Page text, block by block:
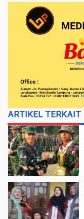
ARTIKEL TERKAIT